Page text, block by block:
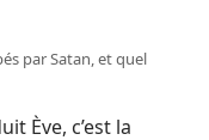
par Satan, et quel
Ève, c’est la